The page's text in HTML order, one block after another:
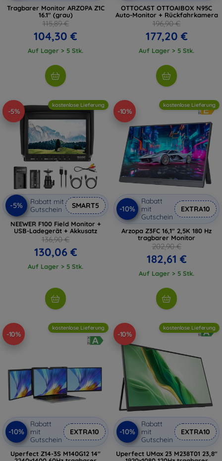
Tragbarer Monitor ARZOPA Z1C
16.1" (grau)
115,89 €
104,30 €
Auf Lager > 5 Stk.
OTTOCAST OTTOAIBOX N95C
Auto-Monitor + Rückfahrkamera
196,90 €
177,20 €
Auf Lager > 5 Stk.
-5%
kostenlose Lieferung
-5%
Rabatt mit
Gutschein
SMART5
NEEWER F100 Field Monitor +
USB-Ladegerät + Akkusatz
136,90 €
130,06 €
Auf Lager > 5 Stk.
-10%
kostenlose Lieferung
-10%
Rabatt
mit
Gutschein
EXTRA10
Arzopa Z3FC 16,1" 2,5K 180 Hz
tragbarer Monitor
202,90 €
182,61 €
Auf Lager > 5 Stk.
-10%
kostenlose Lieferung
-10%
Rabatt
mit
Gutschein
EXTRA10
Uperfect Z14-3S M140G12 14''
-10%
kostenlose Lieferung
-10%
Rabatt
mit
Gutschein
EXTRA10
Uperfect UMax 23 M238T01 23,8''